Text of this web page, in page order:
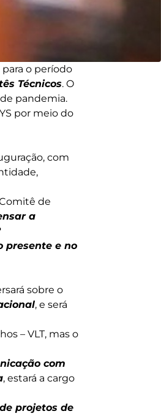
o período
Técnicos. O
pandemia.
por meio do
com
de
a
presente e no
sobre o
, e será
– VLT, mas o
com
, estará a cargo
projetos de